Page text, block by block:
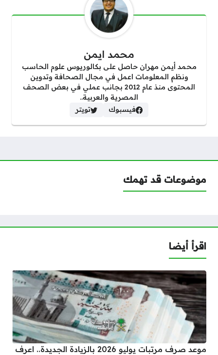
محمد ايمن
محمد أيمن مهران حاصل على بكالوريوس علوم الحاسب
ونظم المعلومات اعمل في مجال الصحافة وتدوين
المحتوى منذ عام 2012 بجانب عملي في بعض الصحف
المصرية والعربية..
فيسبوك
تويتر
موضوعات قد تهمك
اقرأ أيضا
موعد صرف مرتبات يوليو 2026 بالزيادة الجديدة.. اعرف